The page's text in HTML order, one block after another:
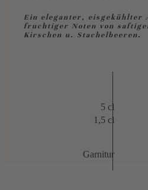
Ein eleganter, eisgekühlter
fruchtiger Noten von
Kirschen u. Stachelbeeren.
5 cl
1,5 cl
Garnitur